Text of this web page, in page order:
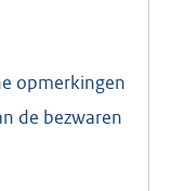
opmerkingen
de bezwaren